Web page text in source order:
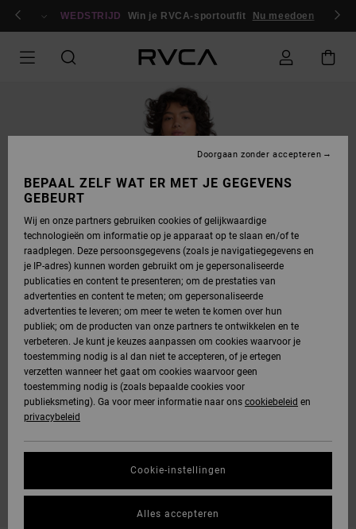
NAAR/ registrerenWEDSTRIJD Win je RVCA-sportoutfit Nu meedoen
BEPAAL ZELF WAT ER MET JE GEGEVENS
GEBEURT
Wij en onze partners gebruiken cookies of gelijkwaardige
technologieën om informatie op je apparaat op te slaan en/of te
raadplegen. Deze persoonsgegevens (zoals je navigatiegegevens en
je IP-adres) kunnen worden gebruikt om je gepersonaliseerde
publicaties en content te presenteren; om de prestaties van
advertenties en content te meten; om gepersonaliseerde
advertenties te leveren; om meer te weten te komen over hun
publiek; om de producten van onze partners te ontwikkelen en te
verbeteren. Je kunt je keuzes aanpassen om cookies waarvoor je
toestemming nodig is al dan niet te accepteren, of je ertegen
verzetten wanneer het gaat om cookies waarvoor geen
toestemming nodig is (zoals bepaalde cookies voor
publieksmeting). Ga voor meer informatie naar ons cookiebeleid en
privacybeleid
Cookie-instellingen
Doorgaan zonder accepteren
Alles accepteren